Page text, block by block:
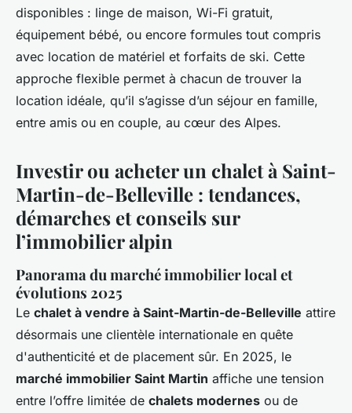
disponibles : linge de maison, Wi-Fi gratuit,
équipement bébé, ou encore formules tout compris
avec location de matériel et forfaits de ski. Cette
approche flexible permet à chacun de trouver la
location idéale, qu’il s’agisse d’un séjour en famille,
entre amis ou en couple, au cœur des Alpes.
Investir ou acheter un chalet à Saint-
Martin-de-Belleville : tendances,
démarches et conseils sur
l’immobilier alpin
Panorama du marché immobilier local et
évolutions 2025
Le chalet à vendre à Saint-Martin-de-Belleville attire
désormais une clientèle internationale en quête
d'authenticité et de placement sûr. En 2025, le
marché immobilier Saint Martin affiche une tension
entre l’offre limitée de chalets modernes ou de